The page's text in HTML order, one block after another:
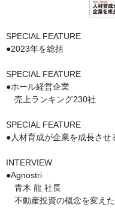
SPECIAL FEATURE
●2023年を総括
SPECIAL FEATURE
●ホール経営企業
売上ランキング230社
SPECIAL FEATURE
●人材育成が企業を成長させ
INTERVIEW
●Agnostri
青木 龍 社長
不動産投資の概念を変え